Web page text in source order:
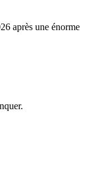
après une énorme